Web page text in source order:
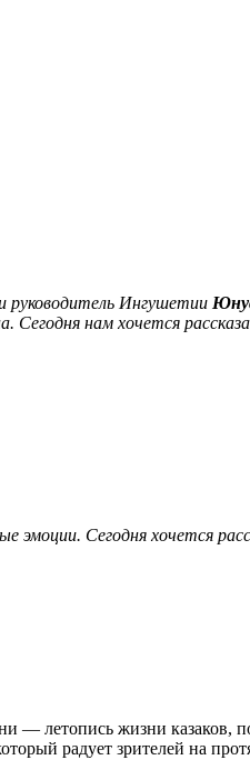
руководитель Ингушетии
. Сегодня нам хочется
эмоции. Сегодня хочется
летопись жизни казаков,
радует зрителей на